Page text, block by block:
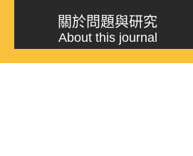
關於問題與研究
About this journal